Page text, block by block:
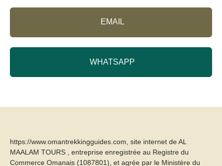
EMAIL
WHATSAPP
https://www.omantrekkingguides.com, site internet de AL
MAALAM TOURS , entreprise enregistrée au Registre du
Commerce Omanais (1087801), et agrée par le Ministère du